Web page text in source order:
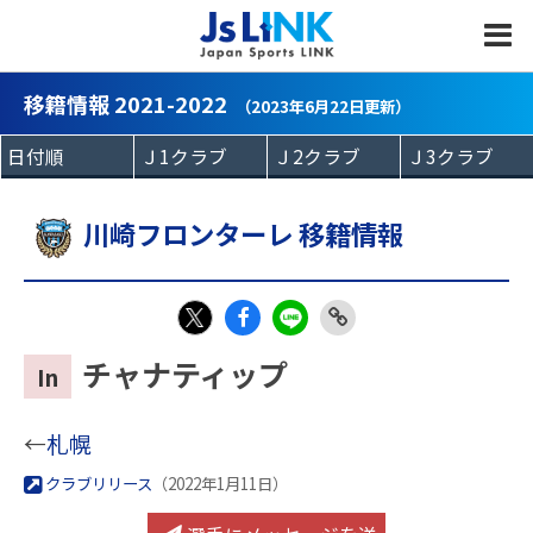
移籍情報 2021-2022 （2023年6月22日更新）
川崎フロンターレ 移籍情報
eb
LIN
In チャナティップ
←札幌
クラブリリース （2022年1月11日）